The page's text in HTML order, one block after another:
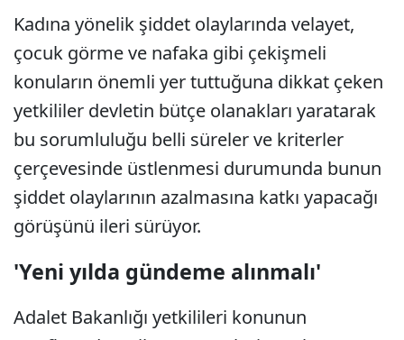
Kadına yönelik şiddet olaylarında velayet,
çocuk görme ve nafaka gibi çekişmeli
konuların önemli yer tuttuğuna dikkat çeken
yetkililer devletin bütçe olanakları yaratarak
bu sorumluluğu belli süreler ve kriterler
çerçevesinde üstlenmesi durumunda bunun
şiddet olaylarının azalmasına katkı yapacağı
görüşünü ileri sürüyor.
'Yeni yılda gündeme alınmalı'
Adalet Bakanlığı yetkilileri konunun